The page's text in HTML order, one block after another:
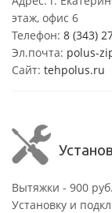
этаж, офис 6
Телефон: 8 (343)
Эл.почта: polus-
Сайт: tehpolus.ru
Вытяжки - 900 руб.
Установку и